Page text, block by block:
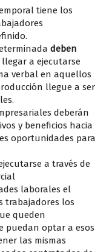
tiene los
deben
llegar a ejecutarse
verbal en aquellos
llegue a ser
deberán
y beneficios hacia
oportunidades para
a través de
laborales el
trabajadores los
queden
puedan optar a esos
las mismas